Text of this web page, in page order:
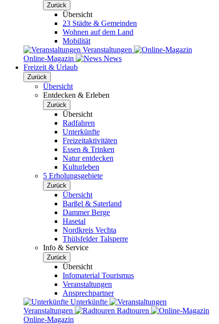
Zurück
Übersicht
23 Städte & Gemeinden
Wohnen auf dem Land
Mobilität
Veranstaltungen
Online-Magazin
News
Freizeit & Urlaub
Zurück
Übersicht
Entdecken & Erleben
Zurück
Übersicht
Radfahren
Unterkünfte
Freizeitaktivitäten
Essen & Trinken
Natur entdecken
Kulturleben
5 Erholungsgebiete
Zurück
Übersicht
Barßel & Saterland
Dammer Berge
Hasetal
Nordkreis Vechta
Thülsfelder Talsperre
Info & Service
Zurück
Übersicht
Infomaterial Tourismus
Veranstaltungen
Ansprechpartner
Unterkünfte
Veranstaltungen
Radtouren
Online-Magazin